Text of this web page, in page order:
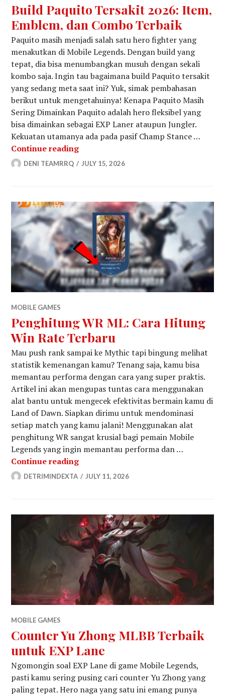
Build Paquito Tersakit 2026: Item,
Emblem, dan Combo Terbaik
Paquito masih menjadi salah satu hero fighter yang
menakutkan di Mobile Legends. Dengan build yang
tepat, dia bisa menumbangkan musuh dengan sekali
kombo saja. Ingin tau bagaimana build Paquito tersakit
yang sedang meta saat ini? Yuk, simak pembahasan
berikut untuk mengetahuinya! Kenapa Paquito Masih
Sering Dimainkan Paquito adalah hero fleksibel yang
bisa dimainkan sebagai EXP Laner ataupun Jungler.
Kekuatan utamanya ada pada pasif Champ Stance …
Continue readingBuild Paquito Tersakit 2026: Item,
DENI TEAMRRQ JULY 15, 2026
MOBILE GAMES
Penghitung WR ML: Cara Hitung
Win Rate Terbaru
Mau push rank sampai ke Mythic tapi bingung melihat
statistik kemenangan kamu? Tenang saja, kamu bisa
memantau performa dengan cara yang super praktis.
Artikel ini akan mengupas tuntas cara menggunakan
alat bantu untuk mengecek efektivitas bermain kamu di
Land of Dawn. Siapkan dirimu untuk mendominasi
setiap match yang kamu jalani! Menggunakan alat
penghitung WR sangat krusial bagi pemain Mobile
Legends yang ingin memantau performa dan …
Continue readingPenghitung WR ML: Cara Hitung
DETRIMINDEXTA JULY 11, 2026
MOBILE GAMES
Counter Yu Zhong MLBB Terbaik
untuk EXP Lane
Ngomongin soal EXP Lane di game Mobile Legends,
pasti kamu sering pusing cari counter Yu Zhong yang
paling tepat. Hero naga yang satu ini emang punya